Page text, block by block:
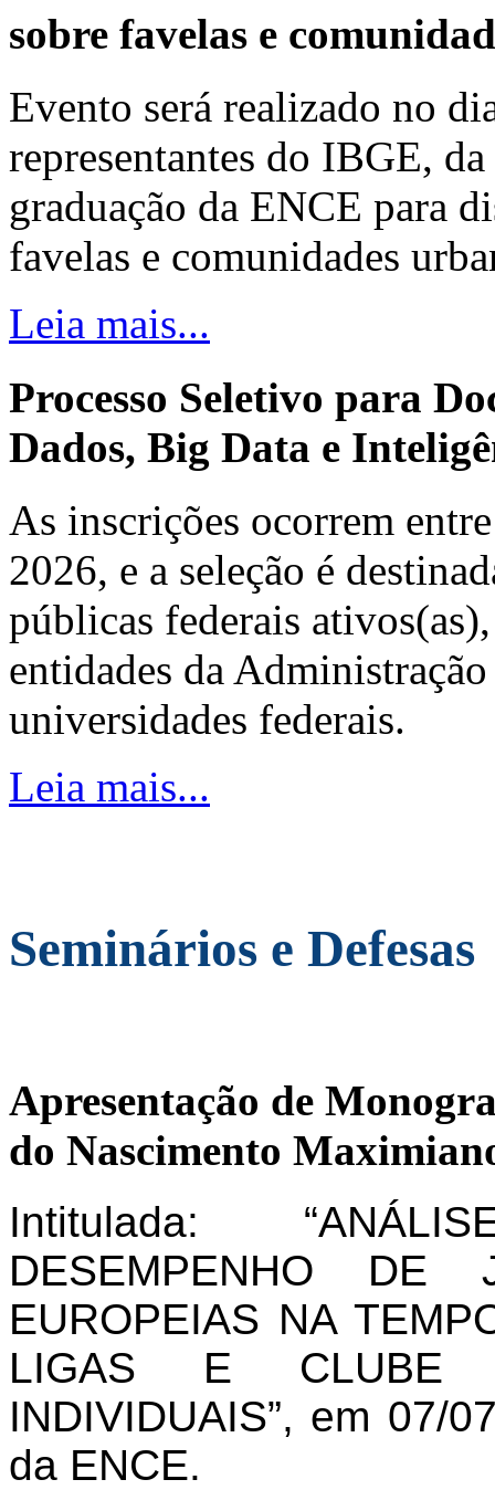
sobre favelas e
Evento será realizado no
representantes do IBGE,
graduação da ENCE para
favelas e comunidades
Leia mais...
Processo Seletivo para
Dados, Big Data e
As inscrições ocorrem
2026, e a seleção é
públicas federais
entidades da
universidades federais.
Leia mais...
Seminários e Defesas
Apresentação de
do Nascimento
Intitulada:
DESEMPENHO DE
EUROPEIAS NA
LIGAS E CLUBE
INDIVIDUAIS”, em 07/
da ENCE.